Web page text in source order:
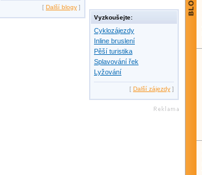
[ Další blogy ]
Vyzkoušejte:
Cyklozájezdy
Inline bruslení
Pěší turistika
Splavování řek
Lyžování
[ Další zájezdy ]